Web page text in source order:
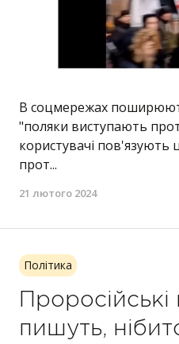
В соцмережах
"поляки виступають
користувачі пов'язують
прот...
21 лютого 2024
Політика
пишуть,